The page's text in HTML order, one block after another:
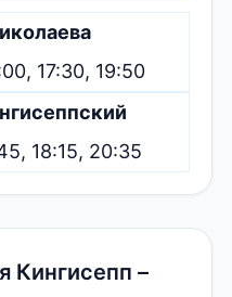
17:30, 19:50
18:15, 20:35
Кингисепп –